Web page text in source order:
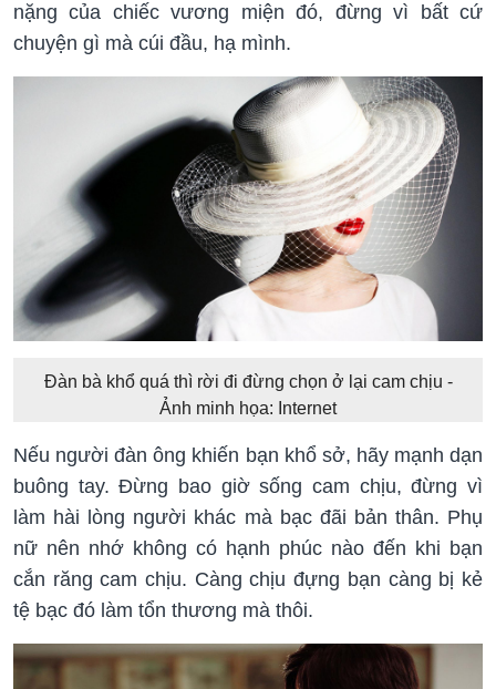
nặng của chiếc vương miện đó, đừng vì bất cứ
chuyện gì mà cúi đầu, hạ mình.
Đàn bà khổ quá thì rời đi đừng chọn ở lại cam chịu -
Ảnh minh họa: Internet
Nếu người đàn ông khiến bạn khổ sở, hãy mạnh dạn
buông tay. Đừng bao giờ sống cam chịu, đừng vì
làm hài lòng người khác mà bạc đãi bản thân. Phụ
nữ nên nhớ không có hạnh phúc nào đến khi bạn
cắn răng cam chịu. Càng chịu đựng bạn càng bị kẻ
tệ bạc đó làm tổn thương mà thôi.